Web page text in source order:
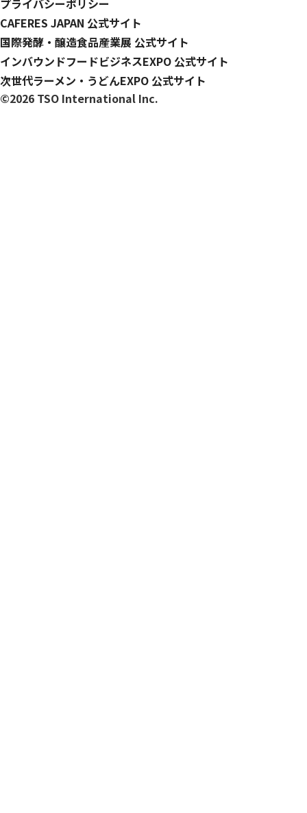
プライバシーポリシー
CAFERES JAPAN 公式サイト
国際発酵・醸造食品産業展 公式サイト
インバウンドフードビジネスEXPO 公式サイト
次世代ラーメン・うどんEXPO 公式サイト
©2026 TSO International Inc.